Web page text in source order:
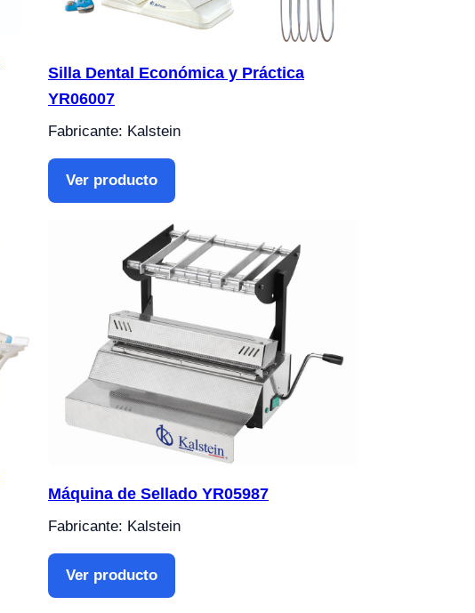
Silla Dental Económica y Práctica
YR06007
Fabricante: Kalstein
Ver producto
Máquina de Sellado YR05987
Fabricante: Kalstein
Ver producto